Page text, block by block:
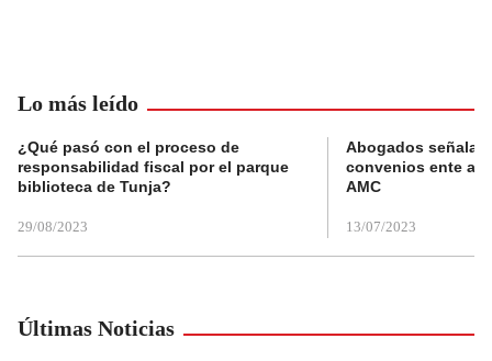
Lo más leído
¿Qué pasó con el proceso de
responsabilidad fiscal por el parque
biblioteca de Tunja?
29/08/2023
Abogados
convenios ente
AMC
13/07/2023
Últimas Noticias